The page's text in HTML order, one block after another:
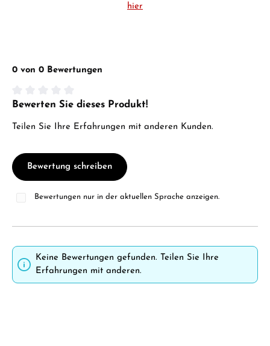
hier
0 von 0 Bewertungen
Durchschnittliche Bewertung von 0 von 5 Sternen
Bewerten Sie dieses Produkt!
Teilen Sie Ihre Erfahrungen mit anderen Kunden.
Bewertung schreiben
Bewertungen nur in der aktuellen Sprache anzeigen.
Keine Bewertungen gefunden. Teilen Sie Ihre
Erfahrungen mit anderen.